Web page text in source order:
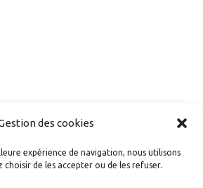
des cookies
expérience de navigation, nous utilisons
choisir de les accepter ou de les refuser.